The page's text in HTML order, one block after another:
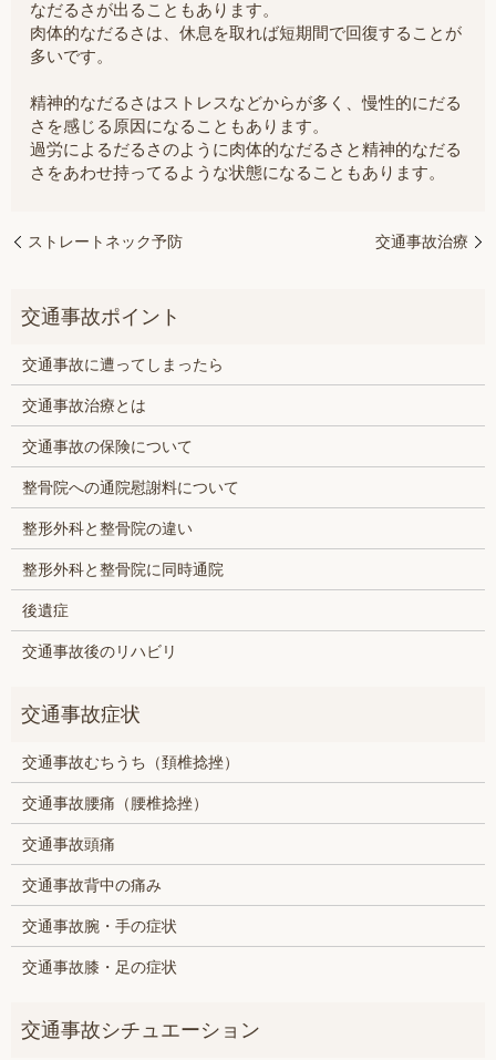
なだるさが出ることもあります。
肉体的なだるさは、休息を取れば短期間で回復することが
多いです。
精神的なだるさはストレスなどからが多く、慢性的にだる
さを感じる原因になることもあります。
過労によるだるさのように肉体的なだるさと精神的なだる
さをあわせ持ってるような状態になることもあります。
ストレートネック予防 交通事故治療
交通事故に遭ってしまったら
交通事故治療とは
交通事故の保険について
整骨院への通院慰謝料について
整形外科と整骨院の違い
整形外科と整骨院に同時通院
後遺症
交通事故後のリハビリ
交通事故むちうち（頚椎捻挫）
交通事故腰痛（腰椎捻挫）
交通事故頭痛
交通事故背中の痛み
交通事故腕・手の症状
交通事故膝・足の症状